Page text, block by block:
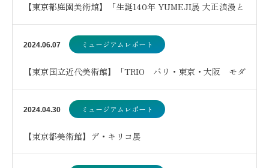
【東京都庭園美術館】「生誕140年 YUMEJI展 大正浪漫と
新しい世界」
2024.06.07 ミュージアムレポート
【東京国立近代美術館】「TRIO パリ・東京・大阪 モダ
ンアート・コレクション」
2024.04.30 ミュージアムレポート
【東京都美術館】デ・キリコ展